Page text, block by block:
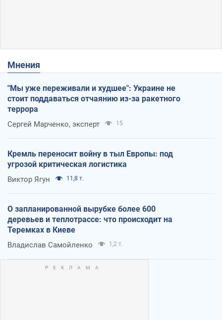
Мнения
"Мы уже переживали и худшее": Украине не
стоит поддаваться отчаянию из-за ракетного
террора
Сергей Марченко, эксперт 15
Кремль переносит войну в тыл Европы: под
угрозой критическая логистика
Виктор Ягун 11,8 т.
О запланированной вырубке более 600
деревьев и теплотрассе: что происходит на
Теремках в Киеве
Владислав Самойленко 1,2 т.